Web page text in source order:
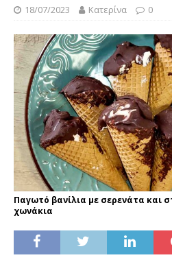
18/07/2023 Κατερίνα 0
Παγωτό βανίλια με σερενάτα και
χωνάκια